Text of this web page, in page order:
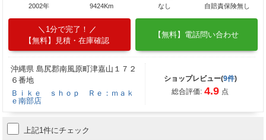
2002年
9424Km
なし
自賠責保険無し
1分で完了！
【無料】見積・在庫確認
【無料】電話問い合わせ
沖縄県 島尻郡南風原町津嘉山１７２
６番地
Ｂｉｋｅ ｓｈｏｐ Ｒｅ：ｍａｋ
ｅ南部店
ショップレビュー(9件)
総合評価: 4.9 点
上記1件にチェック